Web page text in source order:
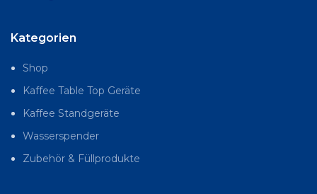
Kategorien
Shop
Kaffee Table Top Geräte
Kaffee Standgeräte
Wasserspender
Zubehör & Füllprodukte